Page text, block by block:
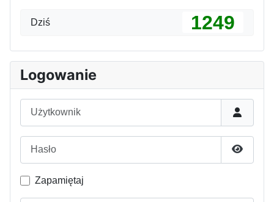
Dziś 1249
Logowanie
Pokaż
Zapamiętaj